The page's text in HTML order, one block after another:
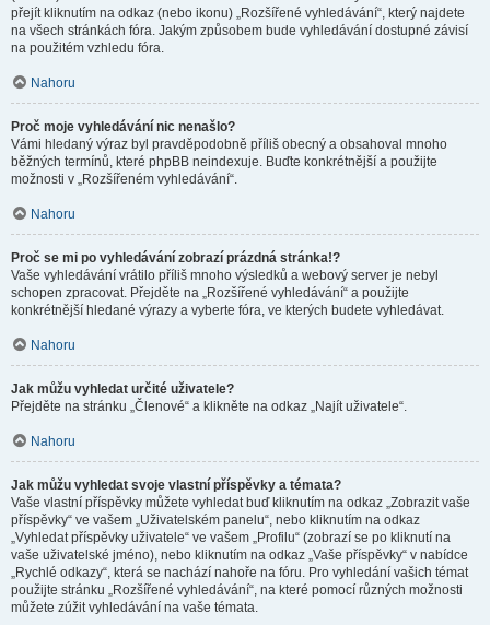
přejít kliknutím na odkaz (nebo ikonu) „Rozšířené vyhledávání“, který najdete
na všech stránkách fóra. Jakým způsobem bude vyhledávání dostupné závisí
na použitém vzhledu fóra.
Nahoru
Proč moje vyhledávání nic nenašlo?
Vámi hledaný výraz byl pravděpodobně příliš obecný a obsahoval mnoho
běžných termínů, které phpBB neindexuje. Buďte konkrétnější a použijte
možnosti v „Rozšířeném vyhledávání“.
Nahoru
Proč se mi po vyhledávání zobrazí prázdná stránka!?
Vaše vyhledávání vrátilo příliš mnoho výsledků a webový server je nebyl
schopen zpracovat. Přejděte na „Rozšířené vyhledávání“ a použijte
konkrétnější hledané výrazy a vyberte fóra, ve kterých budete vyhledávat.
Nahoru
Jak můžu vyhledat určité uživatele?
Přejděte na stránku „Členové“ a klikněte na odkaz „Najít uživatele“.
Nahoru
Jak můžu vyhledat svoje vlastní příspěvky a témata?
Vaše vlastní příspěvky můžete vyhledat buď kliknutím na odkaz „Zobrazit vaše
příspěvky“ ve vašem „Uživatelském panelu“, nebo kliknutím na odkaz
„Vyhledat příspěvky uživatele“ ve vašem „Profilu“ (zobrazí se po kliknutí na
vaše uživatelské jméno), nebo kliknutím na odkaz „Vaše příspěvky“ v nabídce
„Rychlé odkazy“, která se nachází nahoře na fóru. Pro vyhledání vašich témat
použijte stránku „Rozšířené vyhledávání“, na které pomocí různých možnosti
můžete zúžit vyhledávání na vaše témata.